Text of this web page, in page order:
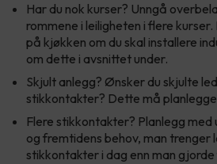
Har du nok kurser? Unngå
rommene i leiligheten i flere
på kjøkken om du skal installere
om dette i avsnittet under.
Skjult anlegg? Ønsker du skjulte
stikkontakter? Dette må
Flere stikkontakter? Planlegg med
og fremtidens behov, man trenger
stikkontakter i dag enn man gjorde